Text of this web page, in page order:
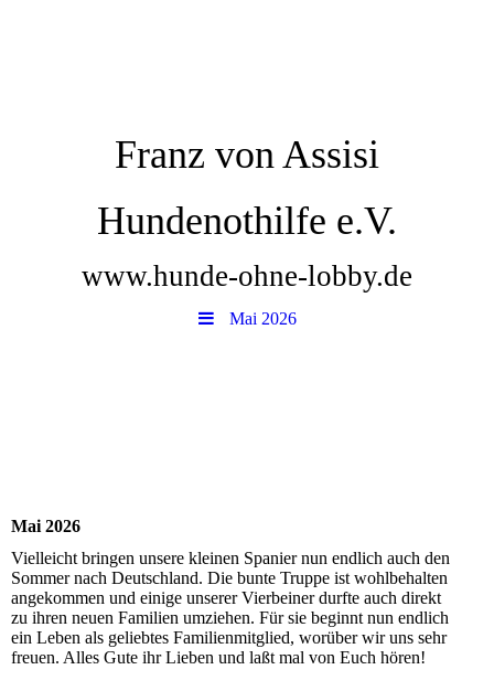
Franz von Assisi
Hundenothilfe e.V.
www.hunde-ohne-lobby.de
Mai 2026
Mai 2026
Vielleicht bringen unsere kleinen Spanier nun endlich auch den
Sommer nach Deutschland. Die bunte Truppe ist wohlbehalten
angekommen und einige unserer Vierbeiner durfte auch direkt
zu ihren neuen Familien umziehen. Für sie beginnt nun endlich
ein Leben als geliebtes Familienmitglied, worüber wir uns sehr
freuen. Alles Gute ihr Lieben und laßt mal von Euch hören!